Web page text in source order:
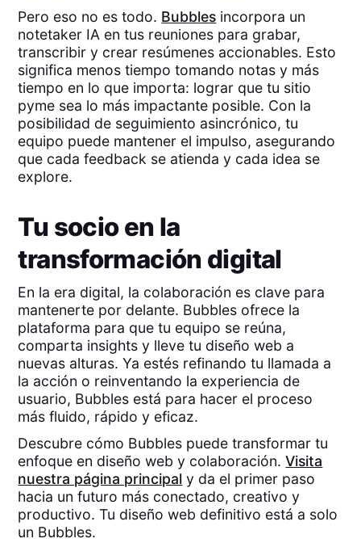
Pero eso no es todo. Bubbles incorpora un
notetaker IA en tus reuniones para grabar,
transcribir y crear resúmenes accionables. Esto
significa menos tiempo tomando notas y más
tiempo en lo que importa: lograr que tu sitio
pyme sea lo más impactante posible. Con la
posibilidad de seguimiento asincrónico, tu
equipo puede mantener el impulso, asegurando
que cada feedback se atienda y cada idea se
explore.
Tu socio en la
transformación digital
En la era digital, la colaboración es clave para
mantenerte por delante. Bubbles ofrece la
plataforma para que tu equipo se reúna,
comparta insights y lleve tu diseño web a
nuevas alturas. Ya estés refinando tu llamada a
la acción o reinventando la experiencia de
usuario, Bubbles está para hacer el proceso
más fluido, rápido y eficaz.
Descubre cómo Bubbles puede transformar tu
enfoque en diseño web y colaboración.Visita
nuestra página principal y da el primer paso
hacia un futuro más conectado, creativo y
productivo. Tu diseño web definitivo está a solo
un Bubbles.